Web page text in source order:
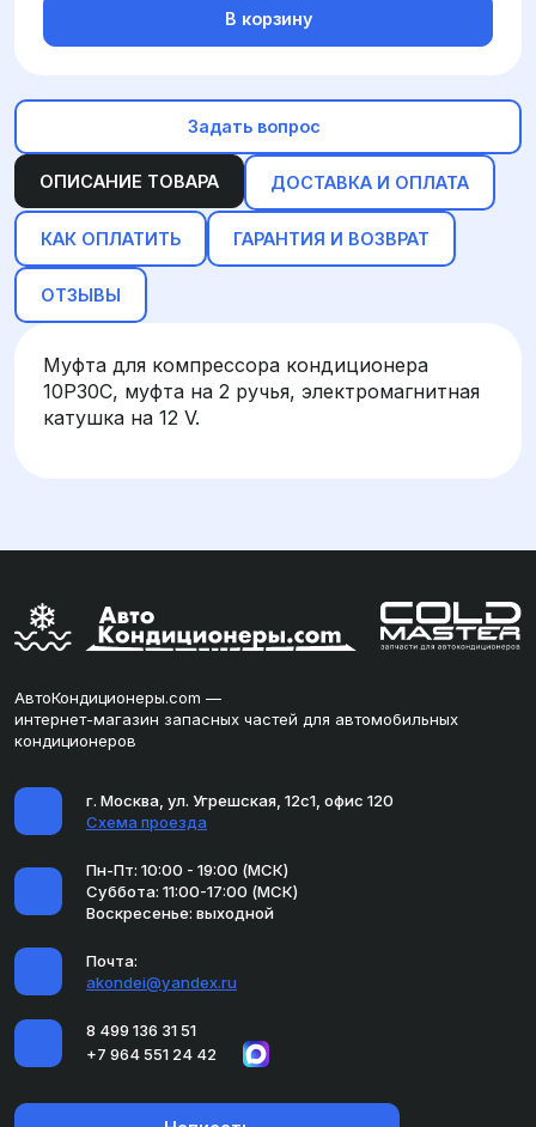
ОПИСАНИЕ ТОВАРА ДОСТАВКА И ОПЛАТА
КАК ОПЛАТИТЬ ГАРАНТИЯ И ВОЗВРАТ
ОТЗЫВЫ
Муфта для компрессора кондиционера
10P30C, муфта на 2 ручья, электромагнитная
катушка на 12 V.
В корзину
Задать вопрос
АвтоКондиционеры.com —
интернет-магазин запасных частей для автомобильных
кондиционеров
г. Москва, ул. Угрешская, 12с1, офис 120
Схема проезда
Пн-Пт: 10:00 - 19:00 (МСК)
Суббота: 11:00-17:00 (МСК)
Воскресенье: выходной
Почта:
akondei@yandex.ru
8 499 136 31 51
+7 964 551 24 42